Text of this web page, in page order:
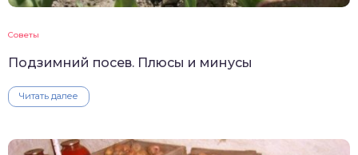
Советы
Подзимний посев. Плюсы и минусы
Читать далее